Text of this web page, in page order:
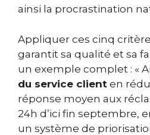
ainsi la procrastination
Appliquer ces cinq
garantit sa qualité et sa
un exemple complet : «
du service client en
réponse moyen aux
24h d’ici fin septembre,
un système de